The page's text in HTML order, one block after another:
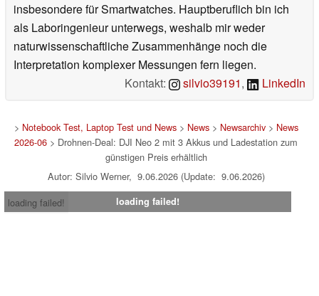
insbesondere für Smartwatches. Hauptberuflich bin ich
als Laboringenieur unterwegs, weshalb mir weder
naturwissenschaftliche Zusammenhänge noch die
Interpretation komplexer Messungen fern liegen.
Kontakt:
silvio39191, LinkedIn
> Notebook Test, Laptop Test und News> News> Newsarchiv> News
2026-06 > Drohnen-Deal: DJI Neo 2 mit 3 Akkus und Ladestation zum
günstigen Preis erhältlich
Autor: Silvio Werner, 9.06.2026 (Update: 9.06.2026)
loading failed!
loading failed!